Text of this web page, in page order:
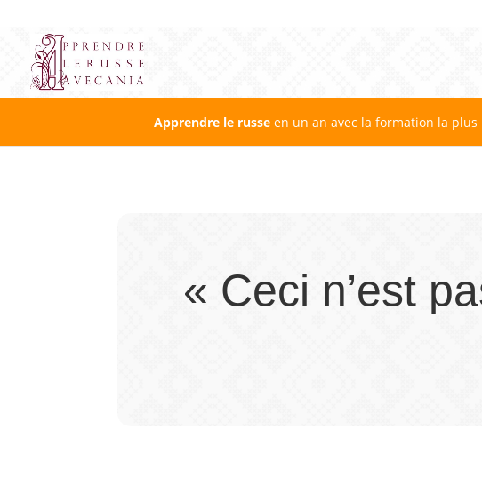
Apprendre le russe en un an avec la formation la
« Ceci n’est